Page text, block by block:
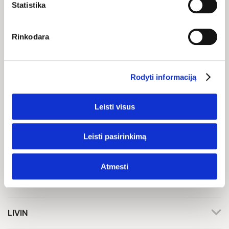
Statistika
Rinkodara
Rodyti informaciją
Leisti visus
Leisti pasirinkimą
Atmesti
BIČIULIU IR GAUK 10%
Sutinku gauti reklaminius, naujienų ir kitus el. laiškus pagal mano
duomenis, kaip išdėstyta mūsų privatumo politikoje
Gauti
Klientų aptarnavimas
Rašyti užklausą
LIVIN